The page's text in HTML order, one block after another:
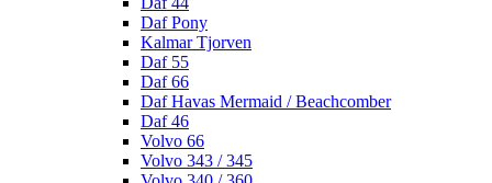
Daf Pony
Kalmar Tjorven
Daf 55
Daf 66
Daf Havas Mermaid / Beachcomber
Daf 46
Volvo 66
Volvo 343 / 345